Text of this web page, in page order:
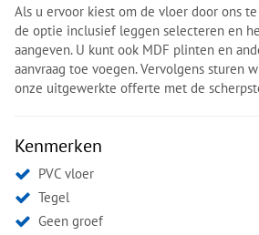
Als u ervoor kiest om de vloer door ons
de optie inclusief leggen selecteren en
aangeven. U kunt ook MDF plinten en
aanvraag toe voegen. Vervolgens sturen
onze uitgewerkte offerte met de
Kenmerken
PVC vloer
Tegel
Geen groef